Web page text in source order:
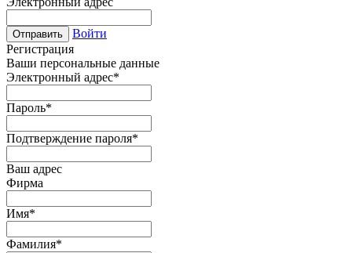
Отправить
Войти
Регистрация
Ваши персональные данные
Электронный адрес*
Пароль*
Подтверждение пароля*
Ваш адрес
Фирма
Имя*
Фамилия*